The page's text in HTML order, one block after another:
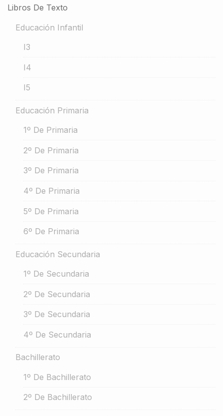
Libros De Texto
Educación Infantil
I3
I4
I5
Educación Primaria
1º De Primaria
2º De Primaria
3º De Primaria
4º De Primaria
5º De Primaria
6º De Primaria
Educación Secundaria
1º De Secundaria
2º De Secundaria
3º De Secundaria
4º De Secundaria
Bachillerato
1º De Bachillerato
2º De Bachillerato